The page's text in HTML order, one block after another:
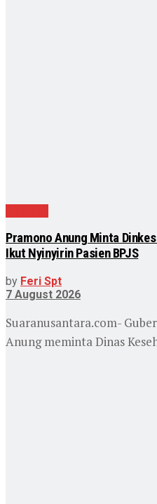
Pramono Anung Minta
Ikut Nyinyirin Pasien BPJS
by Feri Spt
7 August 2026
Suaranusantara.com-
Anung meminta Dinas